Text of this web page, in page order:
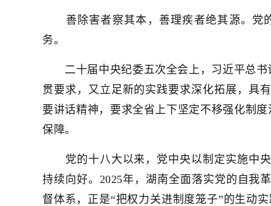
善除害者察其本，善理疾者绝其源。党
务。
二十届中央纪委五次全会上，习近平总书
贯要求，又立足新的实践要求深化拓展，具
要讲话精神，要求全省上下坚定不移强化制
保障。
党的十八大以来，党中央以制定实施中央
持续向好。2025年，湖南全面落实党的自我
督体系，正是“把权力关进制度笼子”的生动